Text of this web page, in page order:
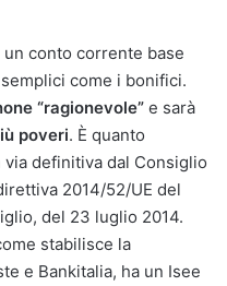
conto corrente base
come i bonifici.
“ragionevole” e sarà
poveri. È quanto
definitiva dal Consiglio
2014/52/UE del
del 23 luglio 2014.
stabilisce la
e Bankitalia, ha un Isee